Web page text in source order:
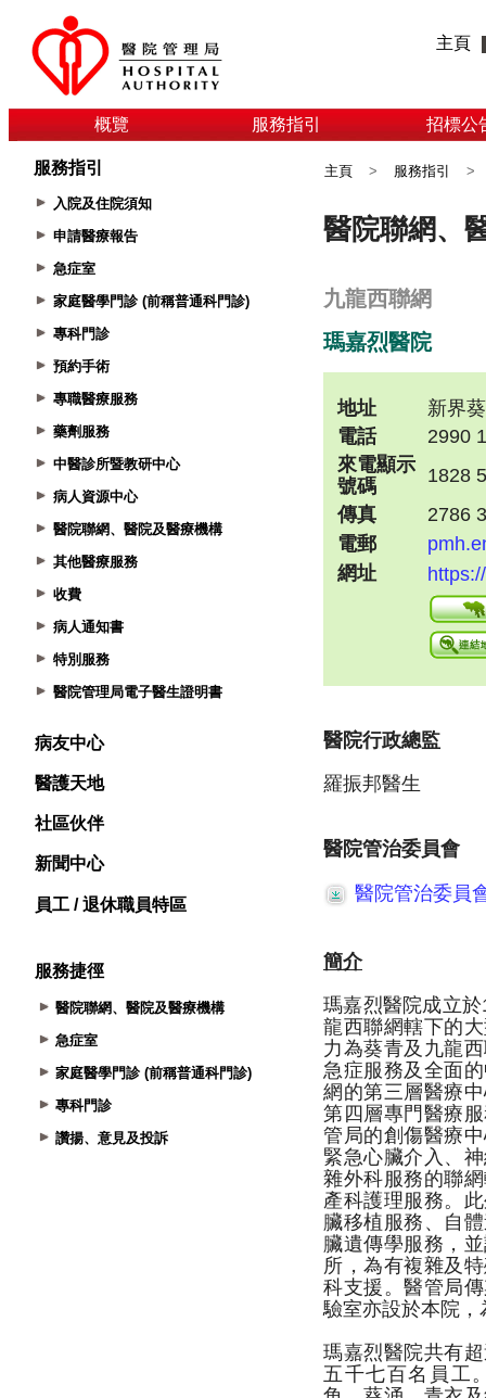
主頁
概覽 服務指引 招標公
服務指引
入院及住院須知
申請醫療報告
急症室
家庭醫學門診 (前稱普通科門診)
專科門診
預約手術
專職醫療服務
藥劑服務
中醫診所暨教研中心
病人資源中心
醫院聯網、醫院及醫療機構
其他醫療服務
收費
病人通知書
特別服務
醫院管理局電子醫生證明書
病友中心
醫護天地
社區伙伴
新聞中心
員工 / 退休職員特區
服務捷徑
醫院聯網、醫院及醫療機構
急症室
家庭醫學門診 (前稱普通科門診)
專科門診
讚揚、意見及投訴
主頁 > 服務指引 >